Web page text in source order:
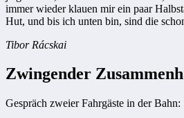
immer wieder klauen mir ein paar
Hut, und bis ich unten bin, sind die
Tibor Rácskai
Zwingender
Gespräch zweier Fahrgäste in der Bahn: